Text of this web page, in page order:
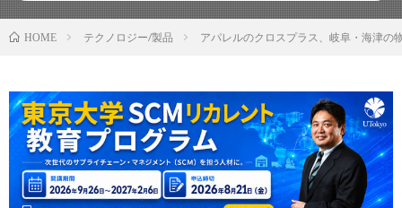
HOME テクノロジー/製品 アパレルのクロスプラス、岐阜・海津の